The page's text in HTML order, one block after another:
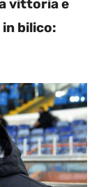
vittoria e
in bilico: